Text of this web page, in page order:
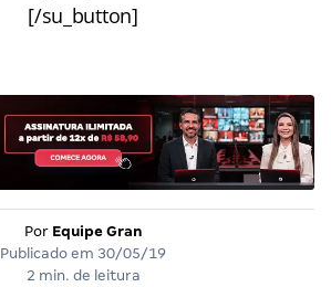
[/su_button]
Por Equipe Gran
Publicado em 30/05/19
2 min. de leitura